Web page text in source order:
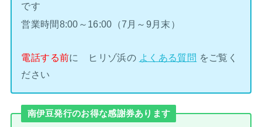
です
営業時間8:00～16:00（7月～9月末）
電話する前に ヒリゾ浜の よくある質問 をご覧く
ださい
南伊豆発行のお得な感謝券あります